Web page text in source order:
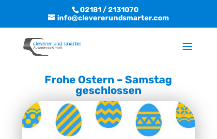
02181 / 2131070
info@clevererundsmarter.com
Frohe Ostern – Samstag
geschlossen